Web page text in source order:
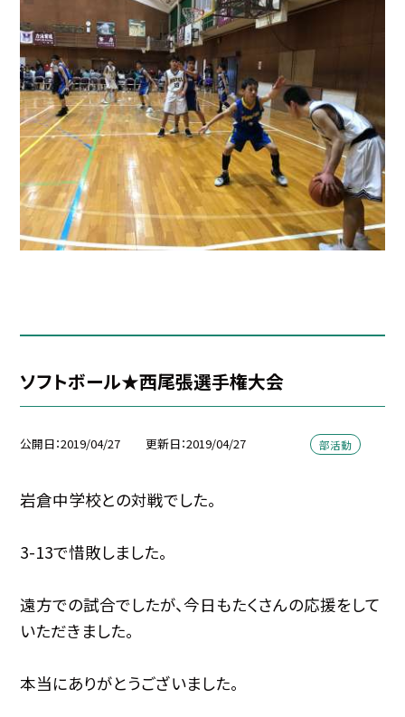
ソフトボール★西尾張選手権大会
公開日 2019/04/27 更新日 2019/04/27 部活動
岩倉中学校との対戦でした。
3-13で惜敗しました。
遠方での試合でしたが、今日もたくさんの応援をして
いただきました。
本当にありがとうございました。